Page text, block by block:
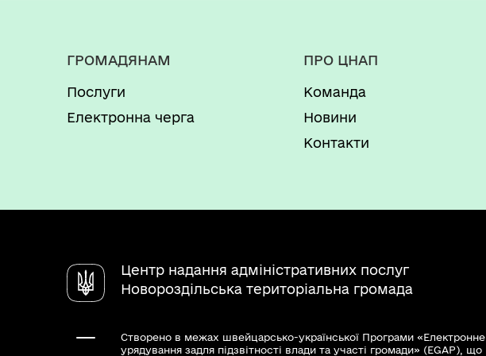
ГРОМАДЯНАМ
Послуги
Електронна черга
ПРО ЦНАП
Команда
Новини
Контакти
Центр надання адміністративних послуг
Новороздільська територіальна громада
Створено в межах швейцарсько-української Програми «Електронне
урядування задля підзвітності влади та участі громади» (EGAP), що